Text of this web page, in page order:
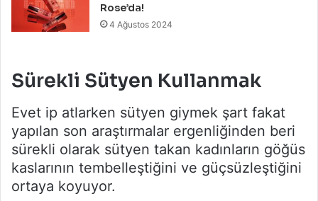
Rose’da!
4 Ağustos 2024
Sürekli Sütyen Kullanmak
Evet ip atlarken sütyen giymek şart fakat
yapılan son araştırmalar ergenliğinden beri
sürekli olarak sütyen takan kadınların göğüs
kaslarının tembelleştiğini ve güçsüzleştiğini
ortaya koyuyor.